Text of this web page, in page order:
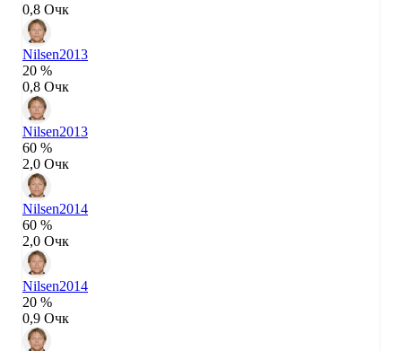
0,8 Очк
Nilsen2013
20 %
0,8 Очк
Nilsen2013
60 %
2,0 Очк
Nilsen2014
60 %
2,0 Очк
Nilsen2014
20 %
0,9 Очк